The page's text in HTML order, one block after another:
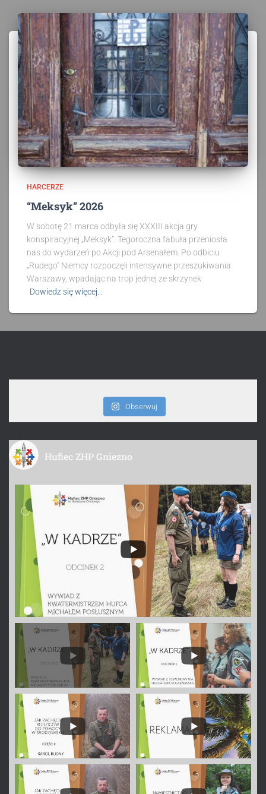
HARCERZE
“Meksyk” 2026
W sobotę 21 marca odbyła się XXXIII akcja gry
konspiracyjnej „Meksyk”. Tegoroczna fabuła przeniosła
nas do wydarzeń po Akcji pod Arsenałem. Po odbiciu
„Rudego” Niemcy rozpoczęli intensywne przeszukiwania
Warszawy, wpadając na trop jednej ze skrzynek
Dowiedz się więcej…
Obserwuj
Hufiec ZHP Gniezno